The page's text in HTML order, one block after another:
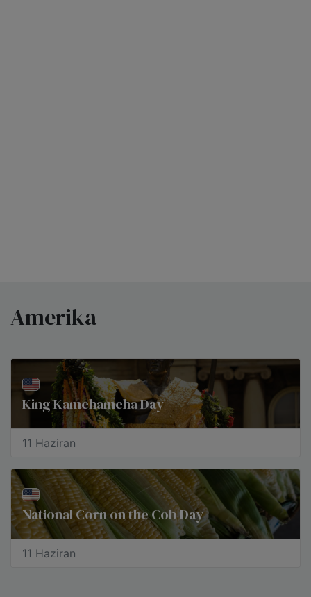
Amerika
King Kamehameha Day
11 Haziran
National Corn on the Cob Day
11 Haziran